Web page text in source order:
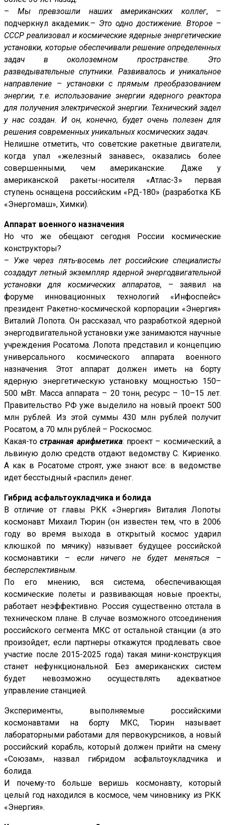
– Мы превзошли наших американских коллег, –
подчеркнул академик.– Это одно достижение. Второе –
СССР реализовал и космические ядерные энергетические
установки, которые обеспечивали решение определенных
задач в околоземном пространстве. Это
разведывательные спутники. Развивалось и уникальное
направление – установки с прямым преобразованием
энергии, т.е. использование энергии ядерного реактора
для получения электрической энергии. Технический задел
у нас создан. И он, конечно, будет очень полезен для
решения современных уникальных космических задач.
Нелишне отметить, что советские ракетные двигатели,
когда упал «железный занавес», оказались более
совершенными, чем американские. Даже у
американской ракеты-носителя «Атлас-3» первая
ступень оснащена российским «РД-180» (разработка КБ
«Энергомаш», Химки).
Аппарат военного назначения
Но что же обещают сегодня России космические
конструкторы?
– Уже через пять-восемь лет российские специалисты
создадут летный экземпляр ядерной энергодвигательной
установки для космических аппаратов, – заявил на
форуме инновационных технологий «Инфоспейс»
президент Ракетно-космической корпорации «Энергия»
Виталий Лопота. Он рассказал, что разработкой ядерной
энергодвигательной установки уже занимаются научные
учреждения Росатома. Лопота представил и концепцию
универсального космического аппарата военного
назначения. Этот аппарат должен иметь на борту
ядерную энергетическую установку мощностью 150–
500 мВт. Масса аппарата – 20 тонн, ресурс – 10–15 лет.
Правительство РФ уже выделило на новый проект 500
млн рублей. Из этой суммы 430 млн рублей получит
Росатом, а 70 млн рублей – Роскосмос.
Какая-тостранная арифметика: проект – космический, а
львиную долю средств отдают ведомству С. Кириенко.
А как в Рос­атоме строят, уже знают все: в ведомстве
идет бесстыдный «распил» денег.
Гибрид асфальтоукладчика и болида
В отличие от главы РКК «Энергия» Виталия Лопоты
космонавт Михаил Тюрин (он известен тем, что в 2006
году во время выхода в открытый космос ударил
клюшкой по мячику) называет будущее российской
космонавтики – если ничего не будет меняться –
бесперспективным.
По его мнению, вся система, обеспечивающая
космические полеты и развивающая новые проекты,
работает неэффективно. Россия существенно отстала в
техническом плане. В случае возможного отсоединения
российского сегмента МКС от остальной станции (а это
произойдет, если партнеры откажутся продлевать свое
участие после 2015-2025 года) такая мини-конструкция
станет нефункциональной. Без американских систем
будет невозможно осуществлять адекватное
управление станцией.
Эксперименты, выполняемые российскими
космонавтами на борту МКС, Тюрин называет
лабораторными работами для первокурсников, а новый
российский корабль, который должен прийти на смену
«Союзам», назвал гибридом асфальтоукладчика и
болида.
И почему-то больше веришь космонавту, который
целый год находился в космосе, чем чиновнику из РКК
«Энергия».